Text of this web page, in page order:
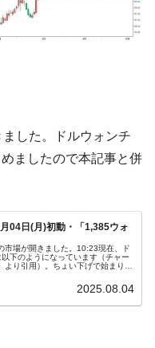
『白嶺』は先進技術の
？
競走で勝利騎手がもら
ず飛ばずに終わりそう
史。松山以前に最高位
した。ドルウォンチ
ましたので本記事と併
月04日(月)初動・「1,385ウォ
市場が開きました。10:23現在、ド
下のようになっています（チャー
より引用）。ちょい下げで始まりま
2025.08.04